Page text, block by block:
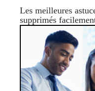
Les meilleures
supprimés